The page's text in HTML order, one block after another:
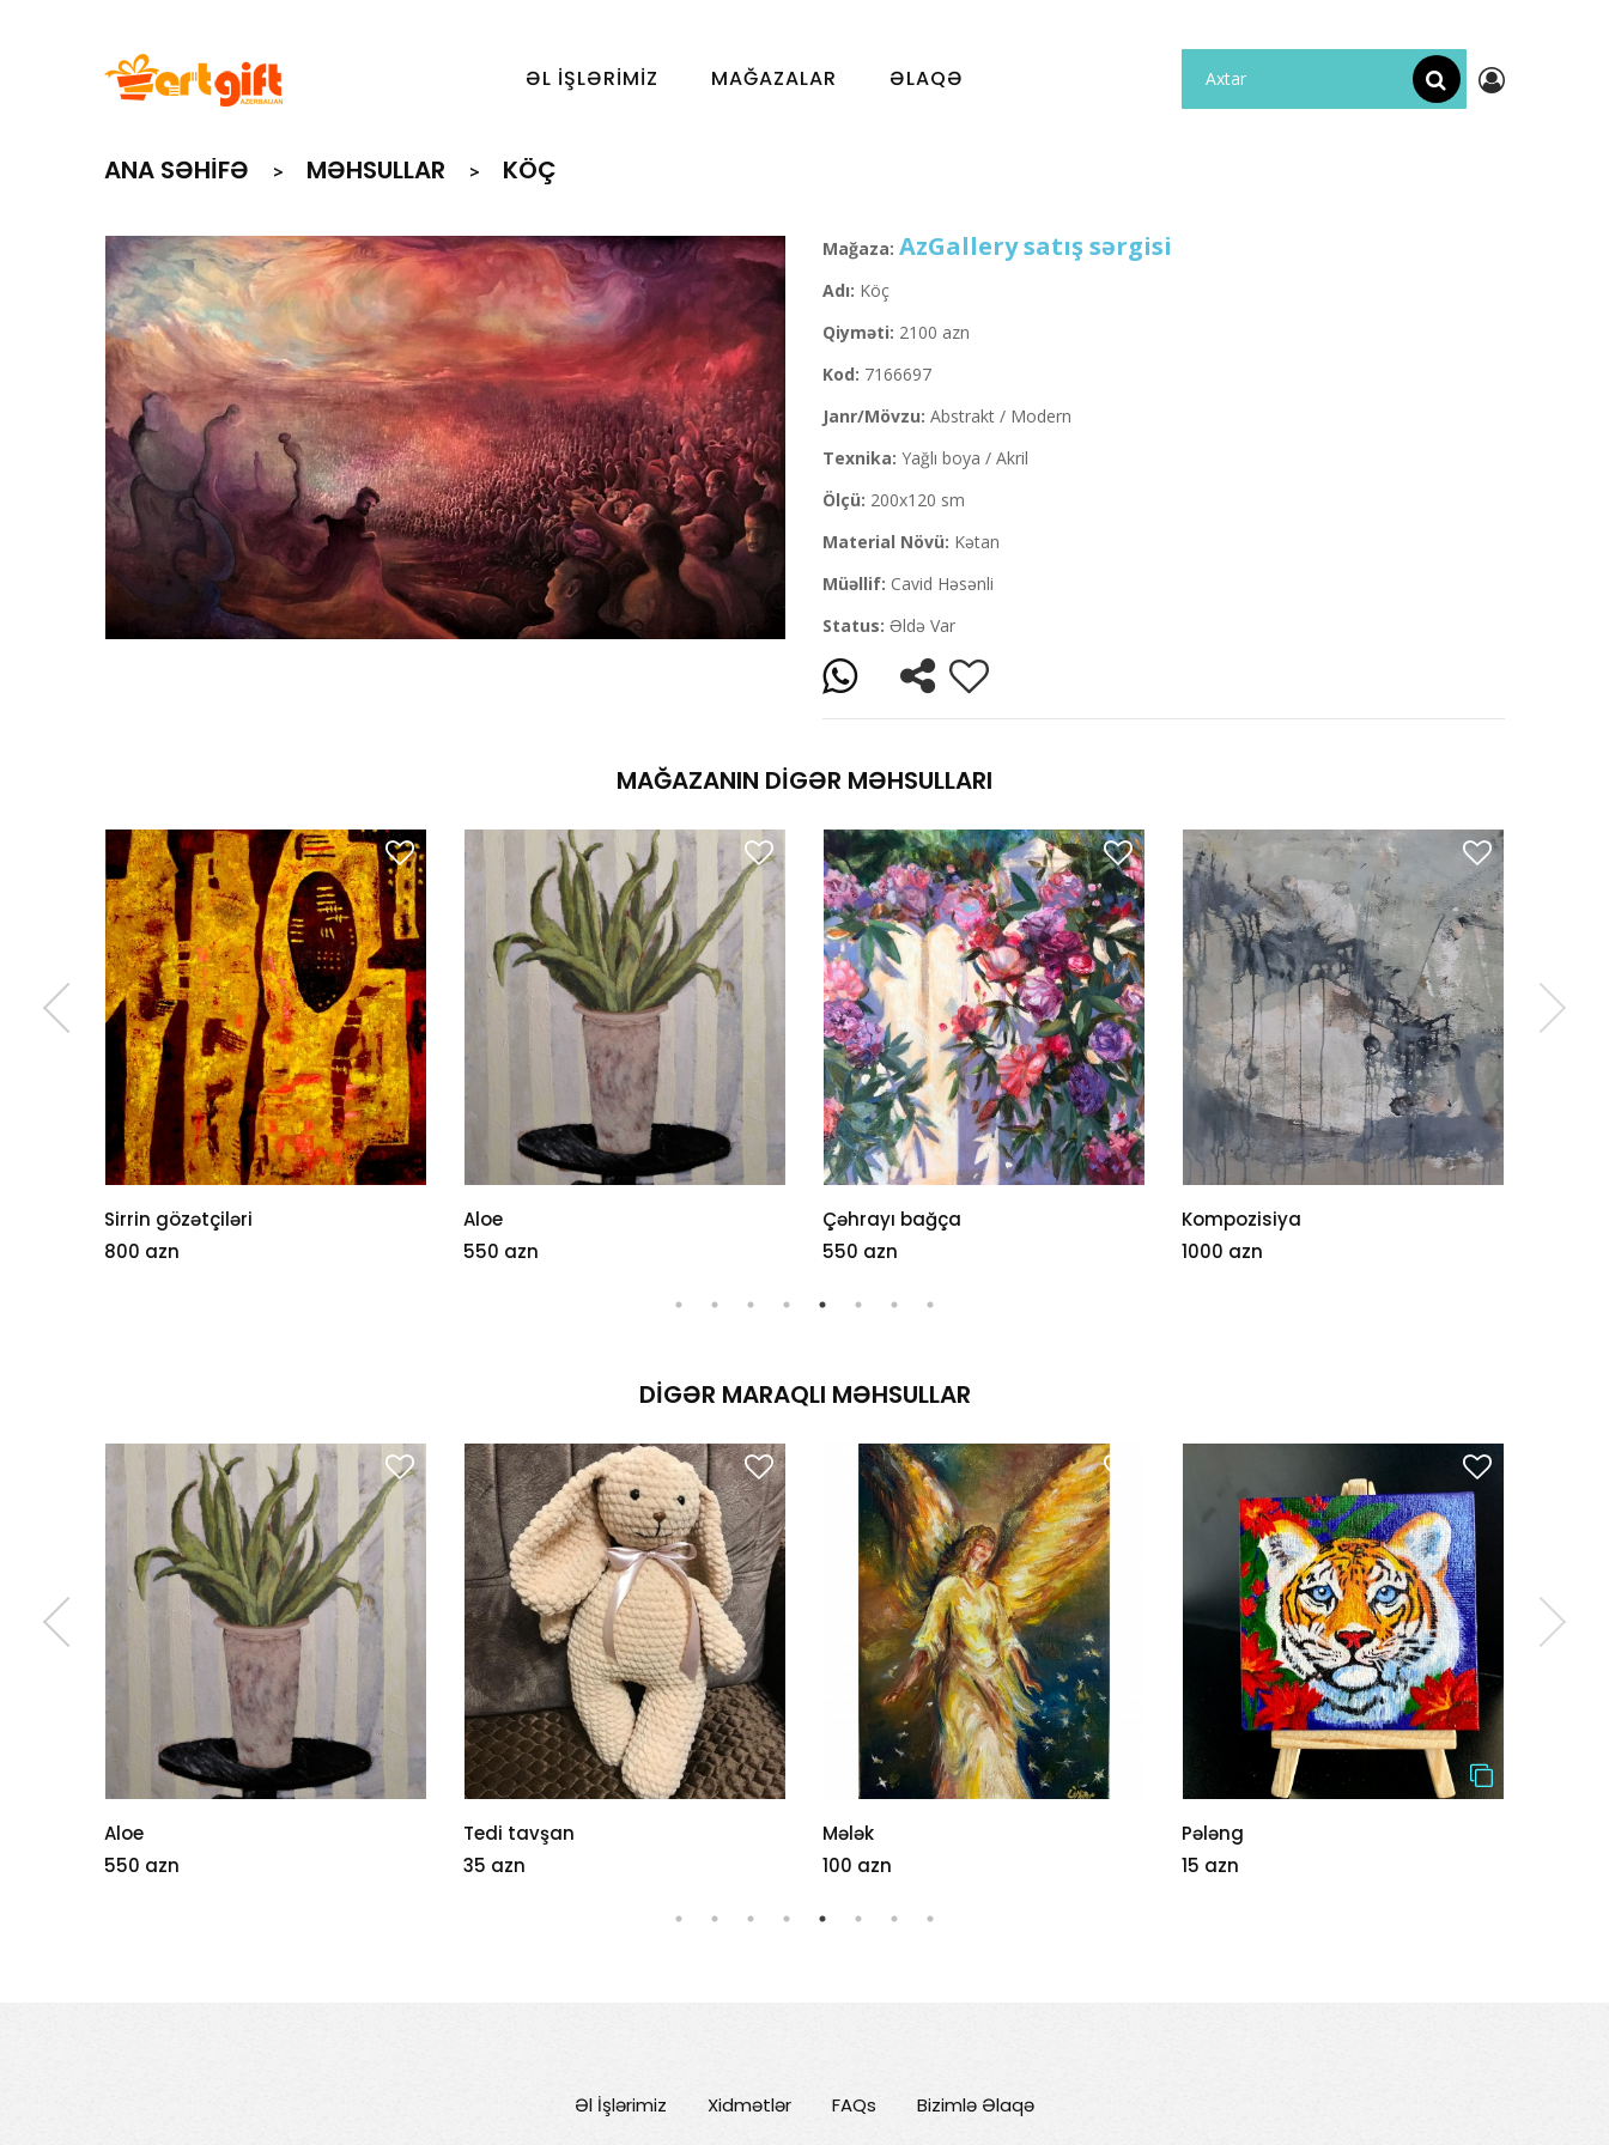
ƏL İŞLƏRIMIZ MAĞAZALAR ƏLAQƏ
ANA SƏHIFƏ MƏHSULLAR KÖÇ
Mağaza: AzGallery satış sərgisi
Adı: Köç
Qiyməti: 2100 azn
Kod: 7166697
Janr/Mövzu: Abstrakt / Modern
Texnika: Yağlı boya / Akril
Ölçü: 200x120 sm
Material Növü: Kətan
Müəllif: Cavid Həsənli
Status: Əldə Var
MAĞAZANIN DIGƏR MƏHSULLARI
Sirrin gözətçiləri
800 azn
Aloe
550 azn
Çəhrayı bağça
550 azn
Kompozisiya
1000 azn
DIGƏR MARAQLI MƏHSULLAR
Aloe
550 azn
Tedi tavşan
35 azn
Mələk
100 azn
Pələng
15 azn
Əl İşlərimiz Xidmətlər FAQs Bizimlə Əlaqə